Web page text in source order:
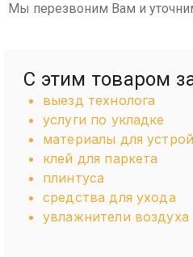
Мы перезвоним Вам и
С этим товаром
выезд технолога
услуги по укладке
материалы для
клей для паркета
плинтуса
средства для ухода
увлажнители воздуха